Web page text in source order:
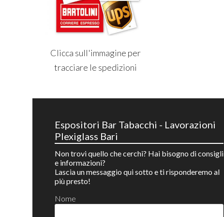
Clicca sull'immagine per
tracciare le spedizioni
Espositori Bar Tabacchi - Lavorazioni
Plexiglass Bari
Non trovi quello che cerchi? Hai bisogno di consigli
e informazioni?
Lascia un messaggio qui sotto e ti risponderemo al
più presto!
Nome